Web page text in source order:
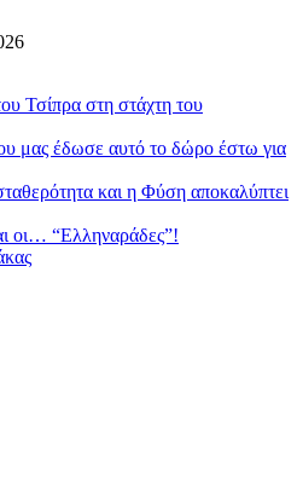
Τσίπρα στη στάχτη του
μας έδωσε αυτό το δώρο έστω για
και η Φύση αποκαλύπτει
οι… “Ελληναράδες”!